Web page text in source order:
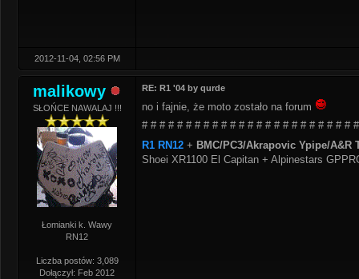
2012-11-04, 02:56 PM
malikowy
SŁOŃCE NAWALAJ !!!
Łomianki k. Wawy
RN12
Liczba postów: 3,089
Dołączył: Feb 2012
RE: R1 '04 by qurde
no i fajnie, że moto zostało na forum
# # # # # # # # # # # # # # # # # # # # # # # #
R1 RN12 + BMC/PC3/Akrapovic Ypipe/A&R
Shoei XR1100 El Capitan + Alpinestars